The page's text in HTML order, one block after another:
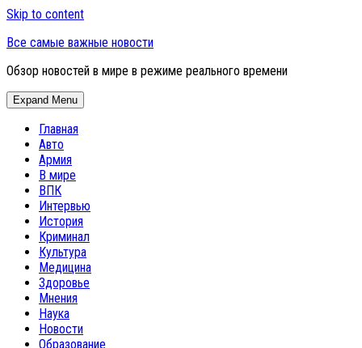
Skip to content
Все самые важные новости
Обзор новостей в мире в режиме реального времени
Expand Menu
Главная
Авто
Армия
В мире
ВПК
Интервью
История
Криминал
Культура
Медицина
Здоровье
Мнения
Наука
Новости
Образование